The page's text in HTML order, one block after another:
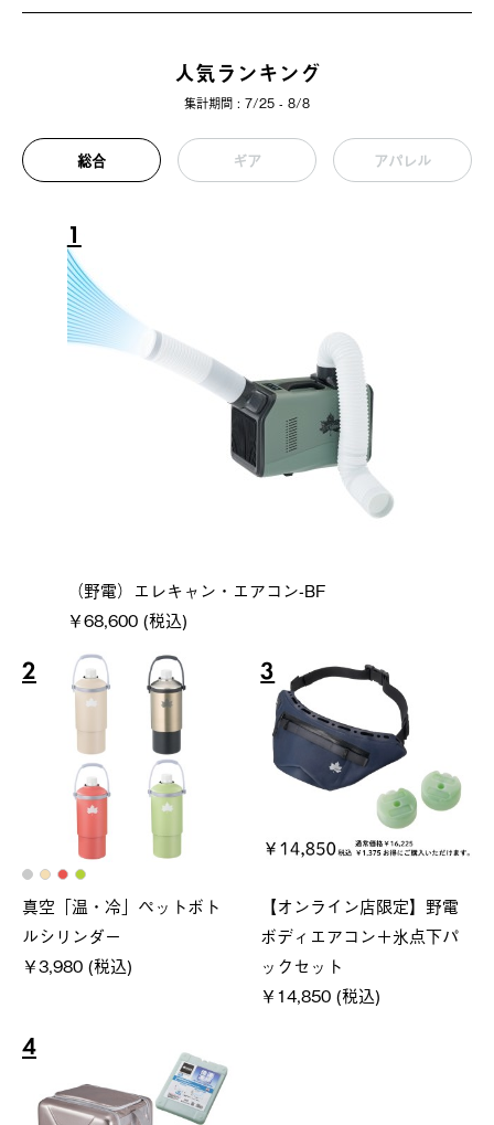
人気ランキング
集計期間 : 7/25 - 8/8
総合 ギア アパレル
1
（野電）エレキャン・エアコン-BF
￥68,600 (税込)
2
真空「温・冷」ペットボト
ルシリンダー
￥3,980 (税込)
3
【オンライン店限定】野電
ボディエアコン＋氷点下パ
ックセット
￥14,850 (税込)
4